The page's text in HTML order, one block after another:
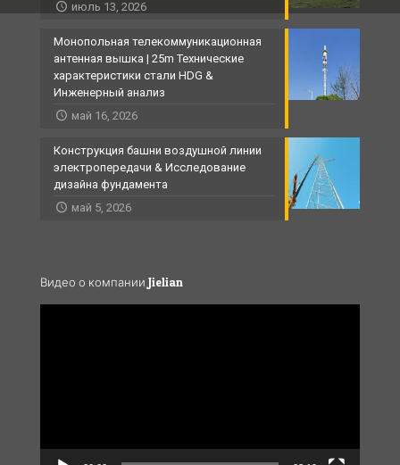
июль 13, 2026
Монопольная телекоммуникационная
антенная вышка | 25m Технические
характеристики стали HDG &
Инженерный анализ
май 16, 2026
Конструкция башни воздушной линии
электропередачи & Исследование
дизайна фундамента
май 5, 2026
Видео о компании Jielian